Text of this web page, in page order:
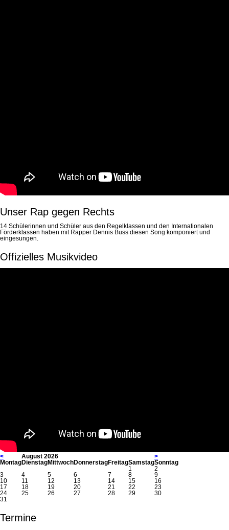
Unser Rap gegen Rechts
14 Schülerinnen und Schüler aus den Regelklassen und den Internationalen
Förderklassen haben mit Rapper Dennis Buss diesen Song komponiert und
eingesungen.
Offizielles Musikvideo
< August 2026
>
MontagDienstagMittwochDonnerstagFreitagSamstagSonntag
1
2
3
4 5 6 7 8
9
10
11 12 13 14 15
16
17
18 19 20 21 22
23
24
25 26 27 28 29
30
31
Termine